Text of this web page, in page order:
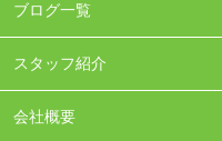
ブログ一覧
スタッフ紹介
会社概要